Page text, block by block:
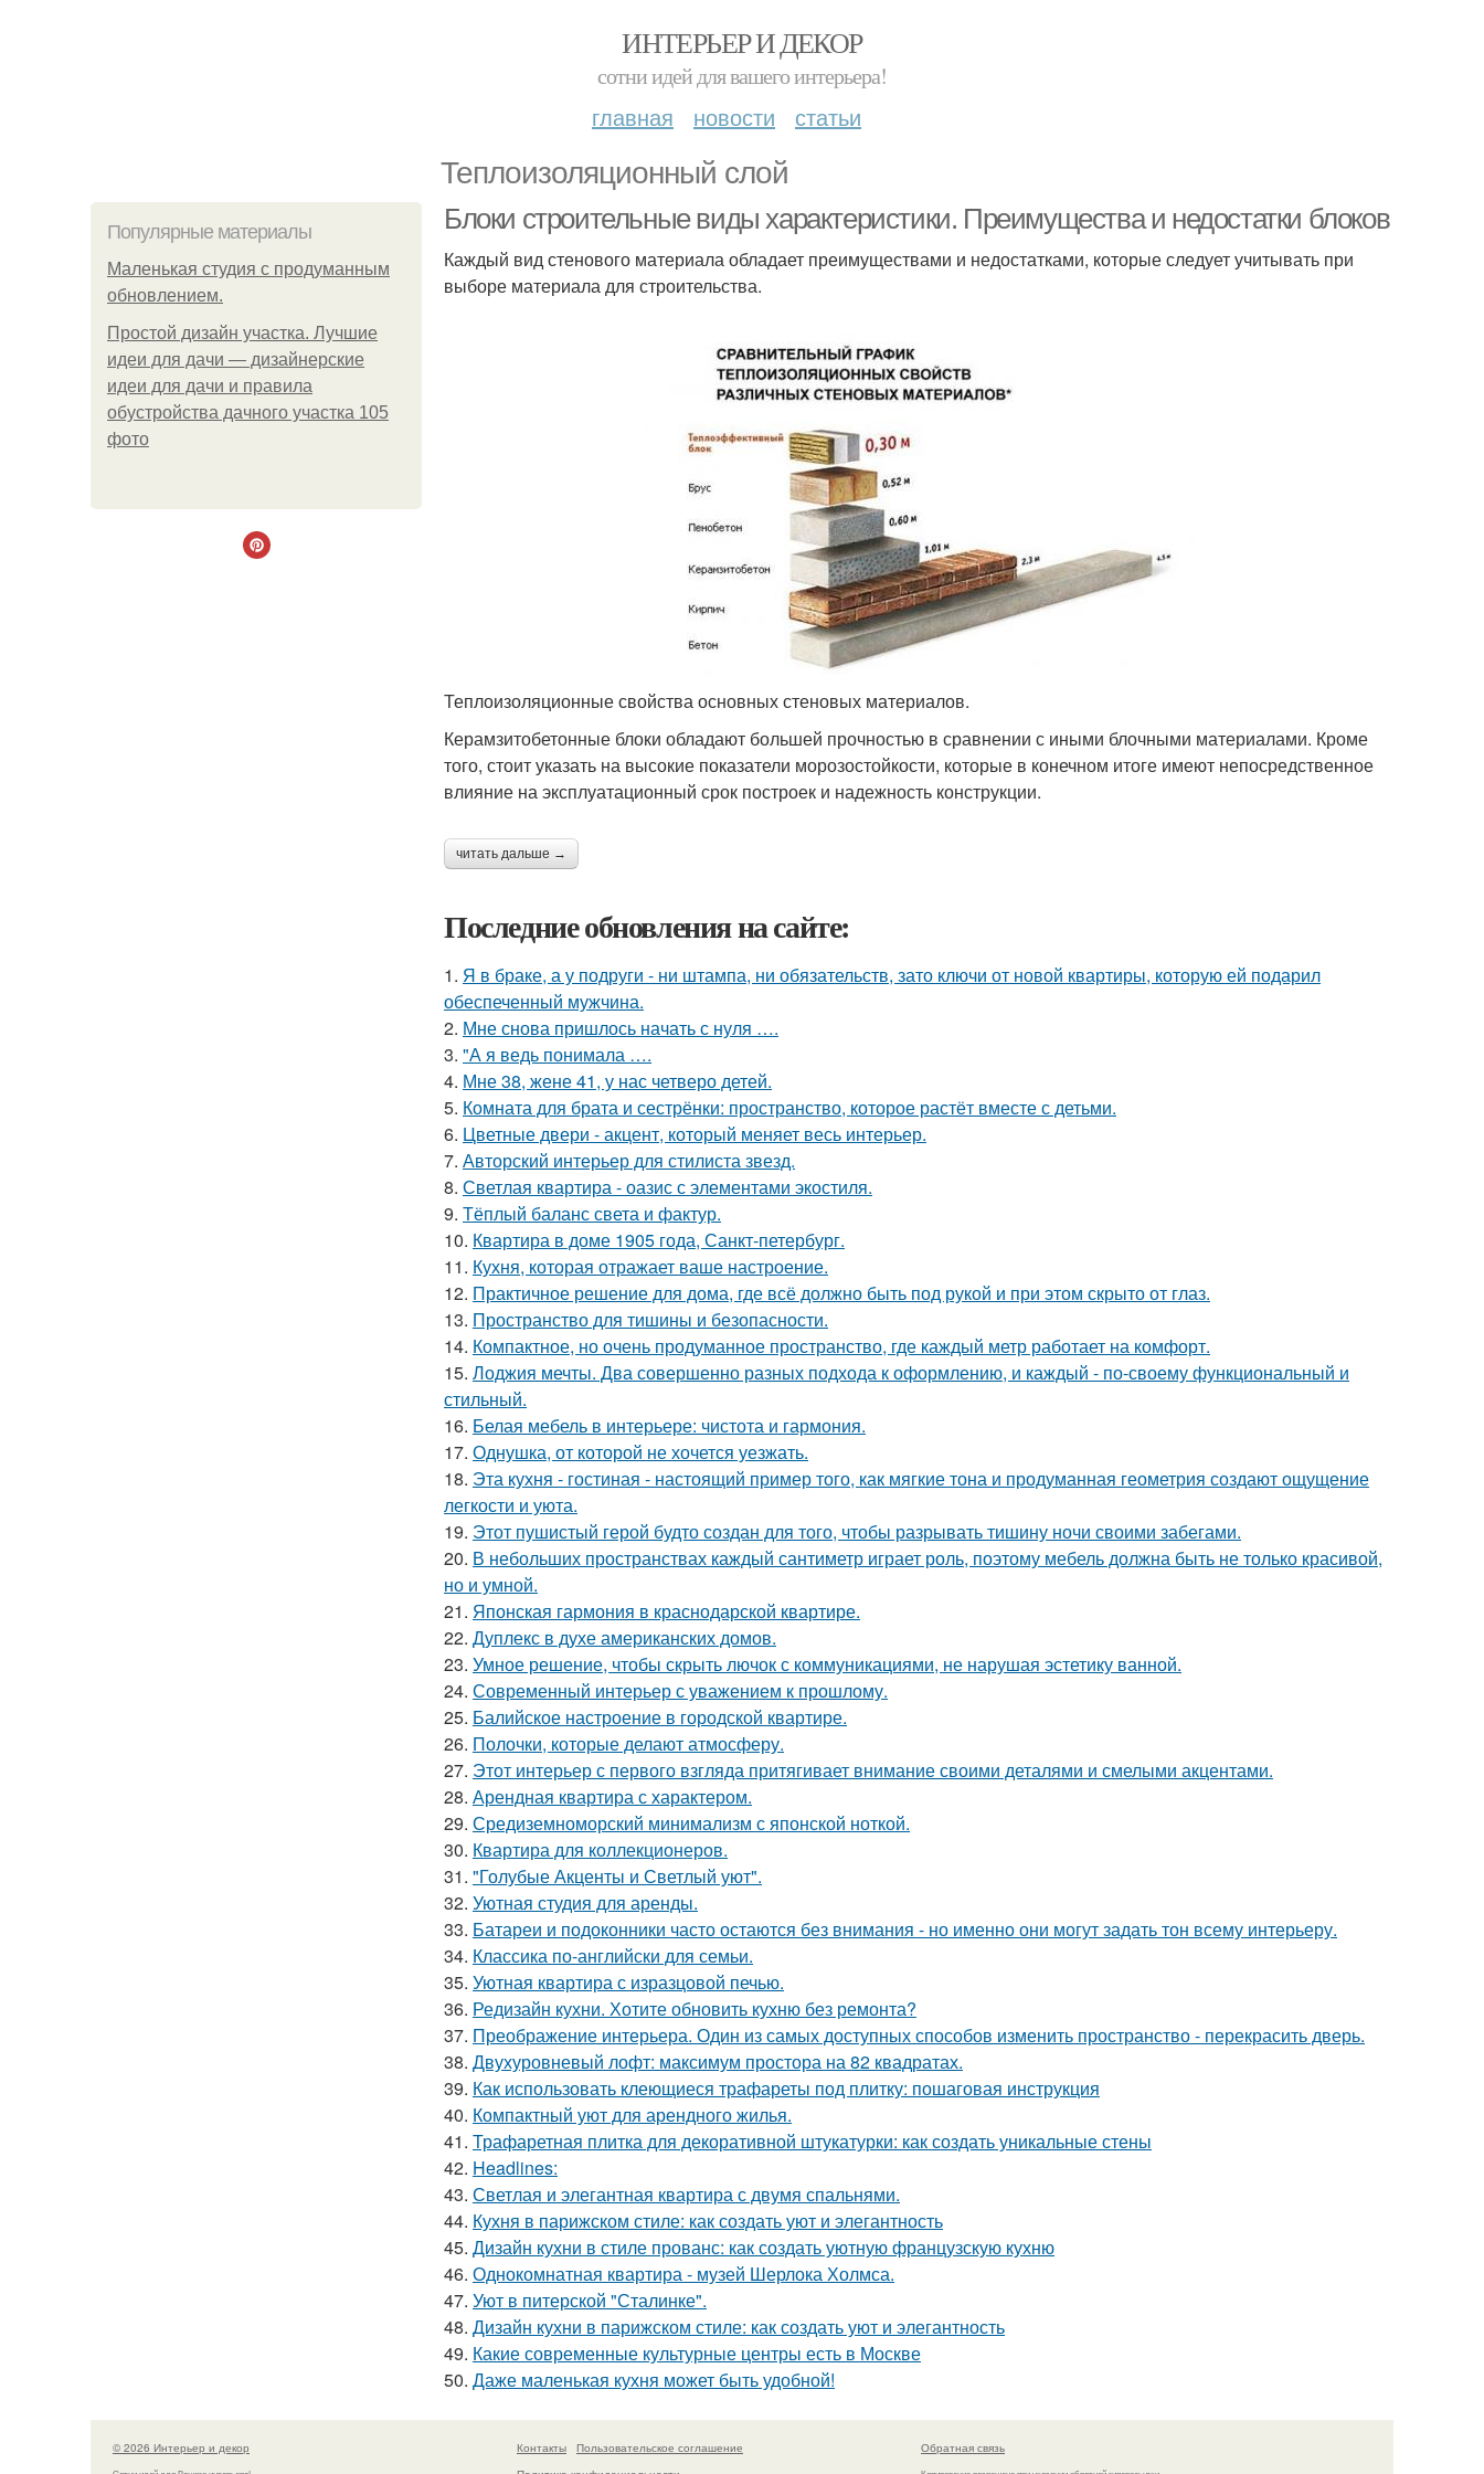
ИНТЕРЬЕР И ДЕКОР
сотни идей для вашего интерьера!
главная новости статьи
Теплоизоляционный слой
Популярные материалы
Маленькая студия с продуманным
обновлением.
Простой дизайн участка. Лучшие
идеи для дачи — дизайнерские
идеи для дачи и правила
обустройства дачного участка 105
фото
Блоки строительные виды характеристики. Преимущества и недостатки блоков
Каждый вид стенового материала обладает преимуществами и недостатками, которые следует учитывать при
выборе материала для строительства.
Теплоизоляционные свойства основных стеновых материалов.
Керамзитобетонные блоки обладают большей прочностью в сравнении с иными блочными материалами. Кроме
того, стоит указать на высокие показатели морозостойкости, которые в конечном итоге имеют непосредственное
влияние на эксплуатационный срок построек и надежность конструкции.
читать дальше →
Последние обновления на сайте:
1. Я в браке, а у подруги - ни штампа, ни обязательств, зато ключи от новой квартиры, которую ей подарил
обеспеченный мужчина.
2. Мне снова пришлось начать с нуля ….
3. "А я ведь понимала ….
4. Мне 38, жене 41, у нас четверо детей.
5. Комната для брата и сестрёнки: пространство, которое растёт вместе с детьми.
6. Цветные двери - акцент, который меняет весь интерьер.
7. Авторский интерьер для стилиста звезд.
8. Светлая квартира - оазис с элементами экостиля.
9. Тёплый баланс света и фактур.
10. Квартира в доме 1905 года, Санкт-петербург.
11. Кухня, которая отражает ваше настроение.
12. Практичное решение для дома, где всё должно быть под рукой и при этом скрыто от глаз.
13. Пространство для тишины и безопасности.
14. Компактное, но очень продуманное пространство, где каждый метр работает на комфорт.
15. Лоджия мечты. Два совершенно разных подхода к оформлению, и каждый - по-своему функциональный и
стильный.
16. Белая мебель в интерьере: чистота и гармония.
17. Однушка, от которой не хочется уезжать.
18. Эта кухня - гостиная - настоящий пример того, как мягкие тона и продуманная геометрия создают ощущение
легкости и уюта.
19. Этот пушистый герой будто создан для того, чтобы разрывать тишину ночи своими забегами.
20. В небольших пространствах каждый сантиметр играет роль, поэтому мебель должна быть не только красивой,
но и умной.
21. Японская гармония в краснодарской квартире.
22. Дуплекс в духе американских домов.
23. Умное решение, чтобы скрыть лючок с коммуникациями, не нарушая эстетику ванной.
24. Современный интерьер с уважением к прошлому.
25. Балийское настроение в городской квартире.
26. Полочки, которые делают атмосферу.
27. Этот интерьер с первого взгляда притягивает внимание своими деталями и смелыми акцентами.
28. Арендная квартира с характером.
29. Средиземноморский минимализм с японской ноткой.
30. Квартира для коллекционеров.
31. "Голубые Акценты и Светлый уют".
32. Уютная студия для аренды.
33. Батареи и подоконники часто остаются без внимания - но именно они могут задать тон всему интерьеру.
34. Классика по-английски для семьи.
35. Уютная квартира с изразцовой печью.
36. Редизайн кухни. Хотите обновить кухню без ремонта?
37. Преображение интерьера. Один из самых доступных способов изменить пространство - перекрасить дверь.
38. Двухуровневый лофт: максимум простора на 82 квадратах.
39. Как использовать клеющиеся трафареты под плитку: пошаговая инструкция
40. Компактный уют для арендного жилья.
41. Трафаретная плитка для декоративной штукатурки: как создать уникальные стены
42. Headlines:
43. Светлая и элегантная квартира с двумя спальнями.
44. Кухня в парижском стиле: как создать уют и элегантность
45. Дизайн кухни в стиле прованс: как создать уютную французскую кухню
46. Однокомнатная квартира - музей Шерлока Холмса.
47. Уют в питерской "Сталинке".
48. Дизайн кухни в парижском стиле: как создать уют и элегантность
49. Какие современные культурные центры есть в Москве
50. Даже маленькая кухня может быть удобной!
© 2026 Интерьер и декор Контакты
Пользовательское соглашение
Обратная связь